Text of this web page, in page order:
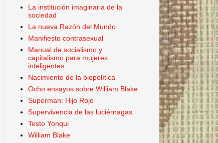
La institución imaginaria de la
sociedad
La nueva Razón del Mundo
Manifiesto contrasexual
Manual de socialismo y
capitalismo para mujeres
inteligentes
Nacimiento de la biopolítica
Ocho ensayos sobre William Blake
Superman: Hijo Rojo
Supervivencia de las luciérnagas
Testo Yonqui
William Blake